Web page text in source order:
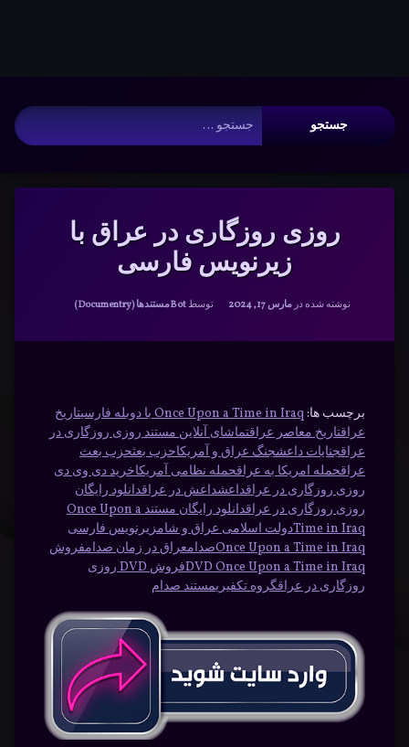
محتوا
آرشیو
جستجو برای:
روزی روزگاری در عراق با
زیرنویس فارسی
نوشته شده درمارس 17, 2024 توسطBotدسته بندی ها:
مستندها (Documentry)
برچسب ها:Once Upon a Time in Iraq با دوبله فارسی
تاریخ
عراقتاریخ معاصر عراقتماشای آنلاین مستند روزی روزگاری در
عراقجنایات داعشجنگ عراق و آمریکاحزب بعثحزب بعث
عراقحمله امریکا به عراقحمله نظامی آمریکاخرید دی وی دی
روزی روزگاری در عراقداعشداعش در عراقدانلود رایگان
روزی روزگاری در عراق
دانلود رایگان مستند Once Upon a
Time in Iraqدولت اسلامی عراق و شامزیرنویس فارسی
Once Upon a Time in Iraqصدامعراق در زمان صدامفروش
DVD Once Upon a Time in Iraq
فروش DVD روزی
روزگاری در عراقگروه تکفیریمستند صدام